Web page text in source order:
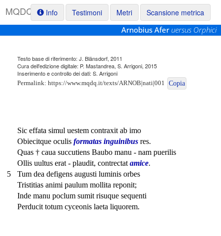
MQDQ Info Testimoni Metri
Scansione metrica
Arnobius Afer uersus Orphici
Testo base di riferimento: J. Blänsdorf, 2011
Cura dell'edizione digitale: P. Mastandrea, S. Arrigoni, 2015
Inserimento e controllo dei dati: S. Arrigoni
Permalink: https://www.mqdq.it/texts/ARNOB|nati|001 Copia
Sic effata simul uestem contraxit ab imo
Obiecitque oculis formatas inguinibus res.
Quas † caua succutiens Baubo manu - nam puerilis
Ollis uultus erat - plaudit, contrectat amice.
5
Tum dea defigens augusti luminis orbes
Tristitias animi paulum mollita reponit;
Inde manu poclum sumit risuque sequenti
Perducit totum cyceonis laeta liquorem.